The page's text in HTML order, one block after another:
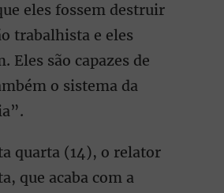
eles fossem destruir
trabalhista e eles
Eles são capazes de
o sistema da
quarta (14), o relator
que acaba com a